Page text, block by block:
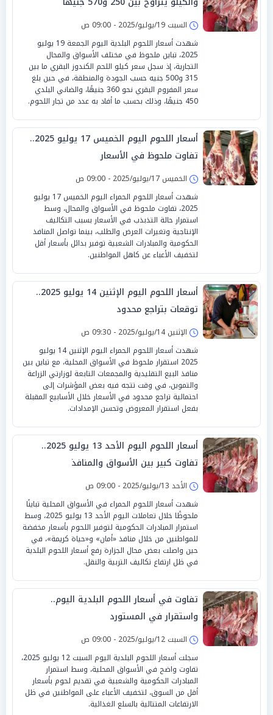
السبت 19/يوليو/2025 - 09:00 ص
شهدت أسعار اللحوم البلدية اليوم الجمعة 19 يوليو
2025، تباين ملحوظ في مختلف الأسواق والمحال
التجارية، إذ سجل سعر كيلو اللحم الكندوز البقري ما بين
315 و500 جنيه حسب الجودة والمنطقة، في حين بلغ
سعر المفروم البقري نحو 360 جنيهًا، والضاني البلدي
450 جنيهًا، وذلك بحسب ما أفاد به عدد من تجار اللحوم.
أسعار اللحوم اليوم الخميس 17 يوليو 2025..
تفاوت ملحوظ في الأسعار
الخميس 17/يوليو/2025 - 09:00 ص
شهدت أسعار اللحوم الحمراء اليوم الخميس 17 يوليو
2025، تفاوت ملحوظ في الأسواق والمحال، وسط
استمرار حالة التذبذب في الأسعار بسبب التكاليف
الإنتاجية وتغيرات العرض والطلب، بينما تواصل المنافذ
الحكومية والمبادرات الشعبية توفير بدائل بأسعار أقل
لتخفيف الأعباء عن كاهل المواطنين.
أسعار اللحوم اليوم الإثنين 14 يوليو 2025..
توقعات بتراجع محدود
الإثنين 14/يوليو/2025 - 09:30 ص
شهدت أسعار اللحوم الحمراء اليوم الإثنين 14 يوليو
2025 استقرار ملحوظ في الأسواق المحلية، مع تباين بين
منافذ البيع التقليدية والمجمعات التابعة لوزارتي الزراعة
والتموين، في وقت تتجه فيه بعض المؤشرات إلى
احتمالية تراجع محدود في الأسعار خلال الأسابيع المقبلة
بفعل استقرار المعروض وتحسن الإمدادات.
أسعار اللحوم اليوم الأحد 13 يوليو 2025..
تفاوت كبير بين الأسواق والمنافذ
الأحد 13/يوليو/2025 - 09:00 ص
شهدت أسعار اللحوم الحمراء في الأسواق المحلية تباينًا
ملحوظًا خلال تعاملات اليوم الأحد 13 يوليو 2025، وسط
استمرار المبادرات الحكومية لتوفير اللحوم بأسعار مخفضة
للمواطنين من خلال منافذ «أمان» و«حياة كريمة»، في
حين واصلت بعض محال الجزارة رفع أسعار اللحوم البلدية
في ظل ارتفاع تكاليف التربية والنقل.
تفاوت في أسعار اللحوم البلدية اليوم..
واستقرار في المستورد
السبت 12/يوليو/2025 - 09:00 ص
سجلت أسعار اللحوم البلدية اليوم السبت 12 يوليو 2025،
تفاوت واضح في الأسواق المحلية، وسط استمرار
المبادرات الحكومية والشعبية في تقديم لحوم بأسعار
أقل من السوق، لتخفيف الأعباء على المواطنين في ظل
الارتفاعات المتتالية بالسلع الغذائية.